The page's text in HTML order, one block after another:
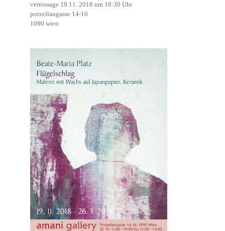
vernissage 19.11. 2018 um 18:30 Uhr
porzellangasse 14-16
1090 wien